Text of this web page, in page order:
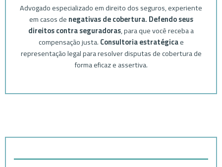
Advogado especializado em direito dos seguros, experiente
em casos denegativas de cobertura.Defendo seus
direitos contra seguradoras, para que você receba a
compensação justa.Consultoria estratégicae
representação legal para resolver disputas de cobertura de
forma eficaz e assertiva.
02